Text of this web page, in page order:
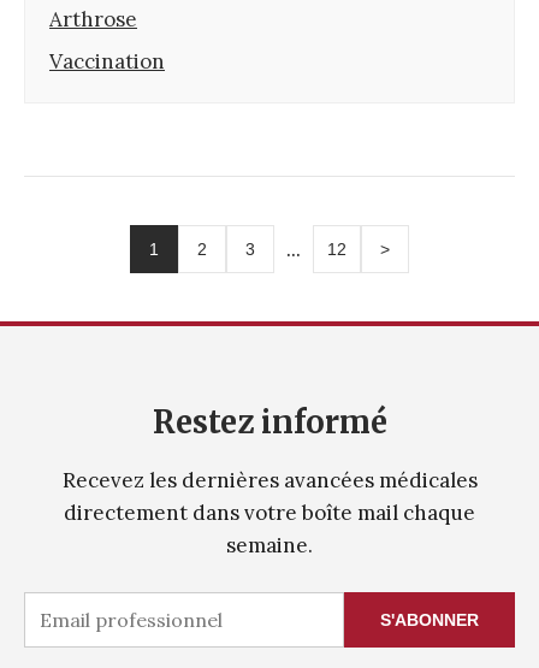
Arthrose
Vaccination
1 2 3 ... 12 >
Restez informé
Recevez les dernières avancées médicales
directement dans votre boîte mail chaque
semaine.
S'ABONNER